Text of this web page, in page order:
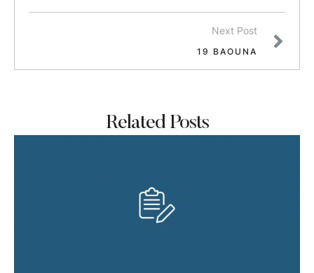
Next Post
19 BAOUNA
Related Posts